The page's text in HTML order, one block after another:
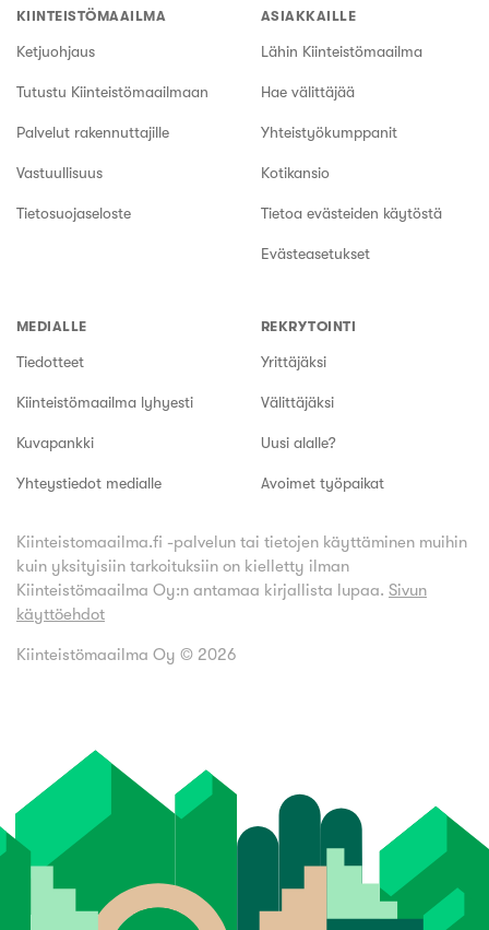
KIINTEISTÖMAAILMA
Ketjuohjaus
Tutustu Kiinteistömaailmaan
Palvelut rakennuttajille
Vastuullisuus
Tietosuojaseloste
ASIAKKAILLE
Lähin Kiinteistömaailma
Hae välittäjää
Yhteistyökumppanit
Kotikansio
Tietoa evästeiden käytöstä
Evästeasetukset
MEDIALLE
Tiedotteet
Kiinteistömaailma lyhyesti
Kuvapankki
Yhteystiedot medialle
REKRYTOINTI
Yrittäjäksi
Välittäjäksi
Uusi alalle?
Avoimet työpaikat
Kiinteistomaailma.fi -palvelun tai tietojen käyttäminen muihin
kuin yksityisiin tarkoituksiin on kielletty ilman
Kiinteistömaailma Oy:n antamaa kirjallista lupaa. Sivun
käyttöehdot
Kiinteistömaailma Oy © 2026